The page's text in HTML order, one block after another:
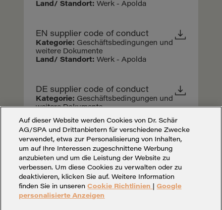
Land/ Standort: Werk - Apolda
EN supplier code of conduct
Kategorie: Geschäftsbedingungen und
weitere Dokumente
Land/ Standort: Werk - Apolda
DE supplier code of conduct
Kategorie: Geschäftsbedingungen und
weitere Dokumente
Auf dieser Website werden Cookies von Dr. Schär
AG/SPA und Drittanbietern für verschiedene Zwecke
verwendet, etwa zur Personalisierung von Inhalten,
um auf Ihre Interessen zugeschnittene Werbung
anzubieten und um die Leistung der Website zu
verbessen. Um diese Cookies zu verwalten oder zu
deaktivieren, klicken Sie auf. Weitere Information
finden Sie in unserenCookie Richtlinien |Google
personalisierte Anzeigen